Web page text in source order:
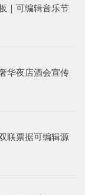
｜可编辑音乐节
华夜店酒会宣传
联票据可编辑源